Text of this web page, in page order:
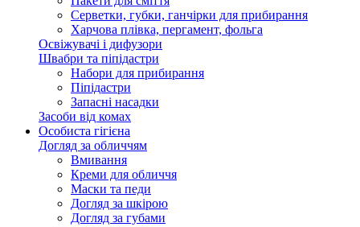
Серветки, губки, ганчірки для прибирання
Харчова плівка, пергамент, фольга
Освіжувачі і дифузори
Швабри та піпідастри
Набори для прибирання
Піпідастри
Запасні насадки
Засоби від комах
Особиста гігієна
Догляд за обличчям
Вмивання
Креми для обличчя
Маски та педи
Догляд за шкірою
Догляд за губами